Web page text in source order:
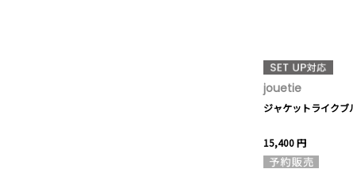
jouetie
ジャケットライクブ
15,400 円